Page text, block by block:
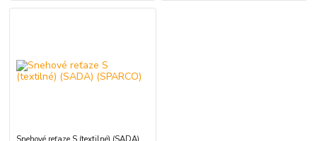
Snehové reťaze S (textilné) (SADA)